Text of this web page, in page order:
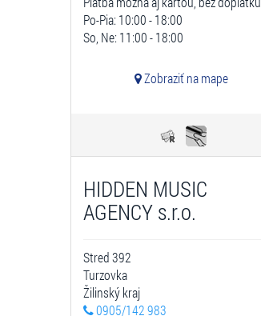
Po-Pia: 10:00 - 18:00
So, Ne: 11:00 - 18:00
Zobraziť na mape
HIDDEN MUSIC
AGENCY s.r.o.
Stred 392
Turzovka
Žilinský kraj
0905/142 983